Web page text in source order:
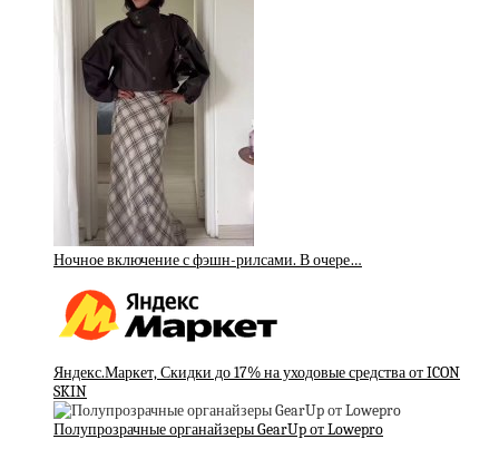
Ночное включение с фэшн-рилсами. В очере…
Яндекс.Маркет, Скидки до 17% на уходовые средства от ICON
SKIN
Полупрозрачные органайзеры GearUp от Lowepro